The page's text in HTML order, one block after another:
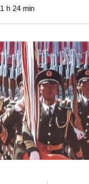
1 h 24 min